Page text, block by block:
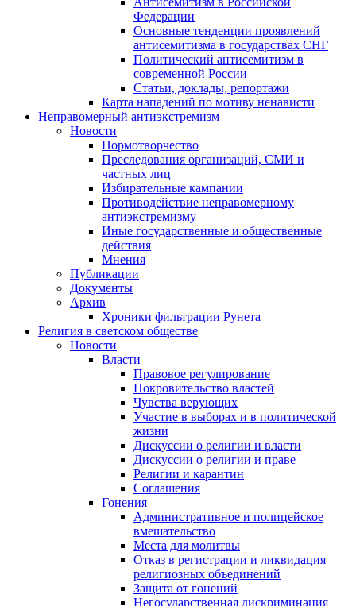
Федерации
Основные тенденции проявлений
антисемитизма в государствах СНГ
Политический антисемитизм в
современной России
Статьи, доклады, репортажи
Карта нападений по мотиву ненависти
Неправомерный антиэкстремизм
Новости
Нормотворчество
Преследования организаций, СМИ и
частных лиц
Избирательные кампании
Противодействие неправомерному
антиэкстремизму
Иные государственные и общественные
действия
Мнения
Публикации
Документы
Архив
Хроники фильтрации Рунета
Религия в светском обществе
Новости
Власти
Правовое регулирование
Покровительство властей
Чувства верующих
Участие в выборах и в политической
жизни
Дискуссии о религии и власти
Дискуссии о религии и праве
Религии и карантин
Соглашения
Гонения
Административное и полицейское
вмешательство
Места для молитвы
Отказ в регистрации и ликвидация
религиозных объединений
Защита от гонений
Негосударственная дискриминация